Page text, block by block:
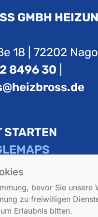
GMBH
18 | 72202
8496 30
STARTEN
bevor Sie unsere
zu freiwilligen
Erlaubnis bitten.